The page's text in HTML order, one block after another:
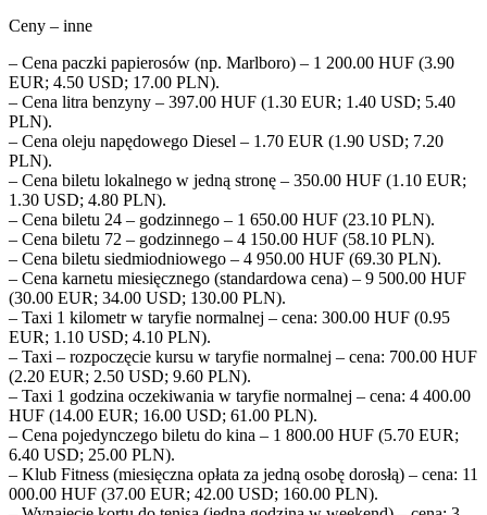
Ceny – inne
– Cena paczki papierosów (np. Marlboro) – 1 200.00 HUF (3.90
EUR; 4.50 USD; 17.00 PLN).
– Cena litra benzyny – 397.00 HUF (1.30 EUR; 1.40 USD; 5.40
PLN).
– Cena oleju napędowego Diesel – 1.70 EUR (1.90 USD; 7.20
PLN).
– Cena biletu lokalnego w jedną stronę – 350.00 HUF (1.10 EUR;
1.30 USD; 4.80 PLN).
– Cena biletu 24 – godzinnego – 1 650.00 HUF (23.10 PLN).
– Cena biletu 72 – godzinnego – 4 150.00 HUF (58.10 PLN).
– Cena biletu siedmiodniowego – 4 950.00 HUF (69.30 PLN).
– Cena karnetu miesięcznego (standardowa cena) – 9 500.00 HUF
(30.00 EUR; 34.00 USD; 130.00 PLN).
– Taxi 1 kilometr w taryfie normalnej – cena: 300.00 HUF (0.95
EUR; 1.10 USD; 4.10 PLN).
– Taxi – rozpoczęcie kursu w taryfie normalnej – cena: 700.00 HUF
(2.20 EUR; 2.50 USD; 9.60 PLN).
– Taxi 1 godzina oczekiwania w taryfie normalnej – cena: 4 400.00
HUF (14.00 EUR; 16.00 USD; 61.00 PLN).
– Cena pojedynczego biletu do kina – 1 800.00 HUF (5.70 EUR;
6.40 USD; 25.00 PLN).
– Klub Fitness (miesięczna opłata za jedną osobę dorosłą) – cena: 11
000.00 HUF (37.00 EUR; 42.00 USD; 160.00 PLN).